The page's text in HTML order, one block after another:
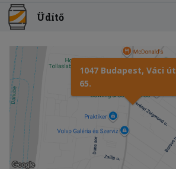
Üdítő
1047 Budapest, Váci út
65.